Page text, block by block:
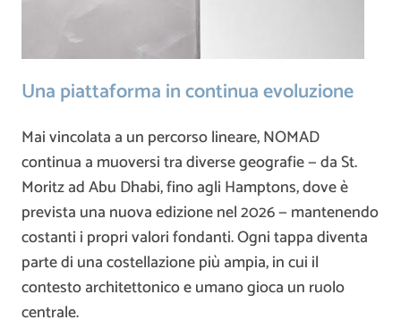
Una piattaforma in continua evoluzione
Mai vincolata a un percorso lineare, NOMAD
continua a muoversi tra diverse geografie — da St.
Moritz ad Abu Dhabi, fino agli Hamptons, dove è
prevista una nuova edizione nel 2026 — mantenendo
costanti i propri valori fondanti. Ogni tappa diventa
parte di una costellazione più ampia, in cui il
contesto architettonico e umano gioca un ruolo
centrale.